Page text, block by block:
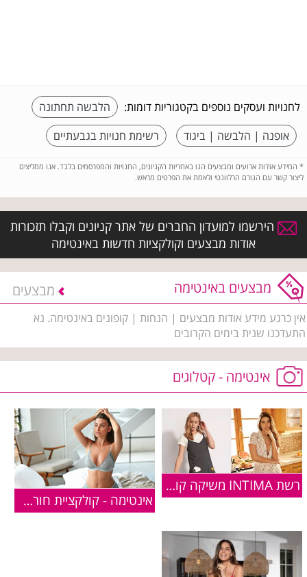
לחנויות ועסקים נוספים בקטגוריות דומות:
הלבשה תחתונה
אופנה | הלבשה | ביגוד
רשימת חנויות בגבעתיים
* המידע אודות ארועים ומבצעים הנו באחריות הקניונים, החנויות והמפרסמים בלבד. אנו ממליצים
ליצור קשר עם הגורם הרלוונטי ולאמת את הפרטים מראש.
הירשמו למועדון החברים של אתר קניונים וקבלו תזכורות
אודות מבצעים וקולקציות חדשות באינטימה
מבצעים באינטימה מבצעים
אין כרגע מידע אודות מבצעים | הנחות | קופונים באינטימה. נא
התעדכנו שנית בימים הקרובים
אינטימה - קטלוגים
רשת INTIMA משיקה קולקציה בשיתוף פעולה עם המותג האהוב "סנופי"
אינטימה - קולקציית חורף 2019-2020